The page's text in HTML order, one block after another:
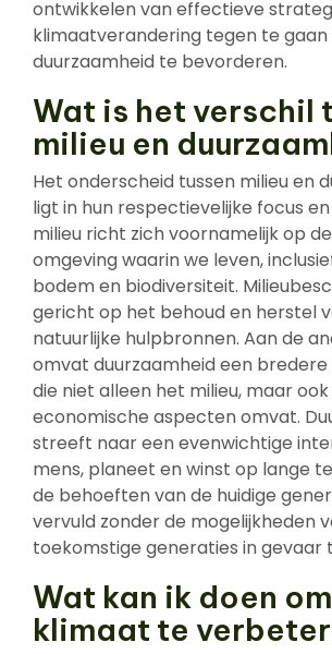
ontwikkelen van effectieve
klimaatverandering tegen te gaan
duurzaamheid te bevorderen.
Wat is het verschil
milieu en
Het onderscheid tussen milieu en
ligt in hun respectievelijke focus
milieu richt zich voornamelijk op
omgeving waarin we leven,
bodem en biodiversiteit.
gericht op het behoud en herstel
natuurlijke hulpbronnen. Aan de
omvat duurzaamheid een
die niet alleen het milieu, maar
economische aspecten omvat.
streeft naar een evenwichtige
mens, planeet en winst op lange
de behoeften van de huidige
vervuld zonder de mogelijkheden
toekomstige generaties in gevaar
Wat kan ik doen
klimaat te